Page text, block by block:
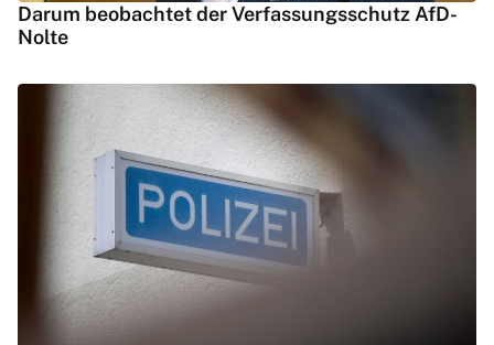
Darum beobachtet der Verfassungsschutz AfD-
Nolte